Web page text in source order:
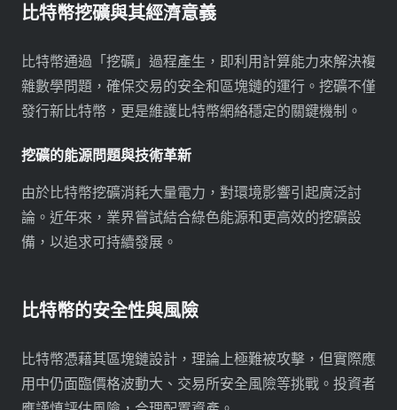
比特幣挖礦與其經濟意義
比特幣通過「挖礦」過程產生，即利用計算能力來解決複
雜數學問題，確保交易的安全和區塊鏈的運行。挖礦不僅
發行新比特幣，更是維護比特幣網絡穩定的關鍵機制。
挖礦的能源問題與技術革新
由於比特幣挖礦消耗大量電力，對環境影響引起廣泛討
論。近年來，業界嘗試結合綠色能源和更高效的挖礦設
備，以追求可持續發展。
比特幣的安全性與風險
比特幣憑藉其區塊鏈設計，理論上極難被攻擊，但實際應
用中仍面臨價格波動大、交易所安全風險等挑戰。投資者